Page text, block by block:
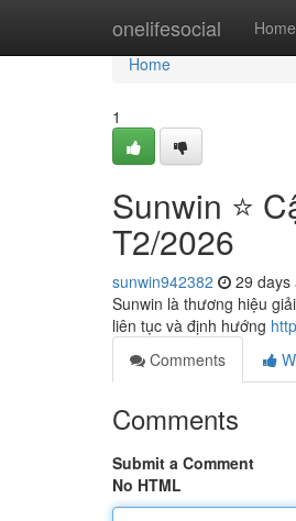
onelifesocial Home
Home
Home
1
Sunwin ⭐️
T2/2026
sunwin942382 29 days
Sunwin là thương hiệu
liên tục và định hướng
Comments
Comments
Submit a Comment
No HTML